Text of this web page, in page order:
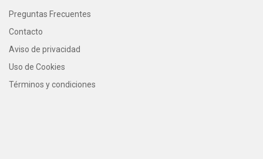
Preguntas Frecuentes
Contacto
Aviso de privacidad
Uso de Cookies
Términos y condiciones